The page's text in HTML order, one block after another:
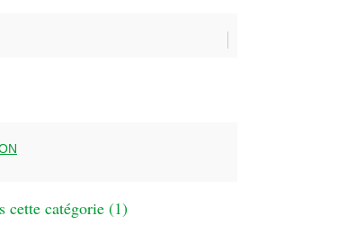
cette catégorie (1)